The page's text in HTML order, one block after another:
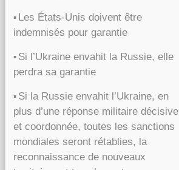
▪️ Les États-Unis doivent être
indemnisés pour garantie
▪️ Si l’Ukraine envahit la Russie, elle
perdra sa garantie
▪️ Si la Russie envahit l’Ukraine, en
plus d’une réponse militaire décisive
et coordonnée, toutes les sanctions
mondiales seront rétablies, la
reconnaissance de nouveaux